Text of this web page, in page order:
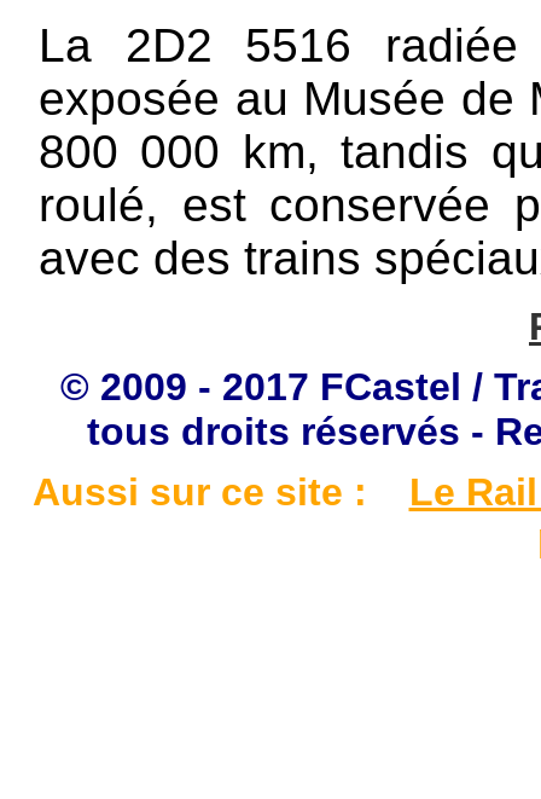
La 2D2 5516
exposée au Musée de
800 000 km, tandis
roulé, est conservée
avec des trains
© 2009 - 2017 FCastel /
tous droits réservés -
Aussi sur ce site :
Le